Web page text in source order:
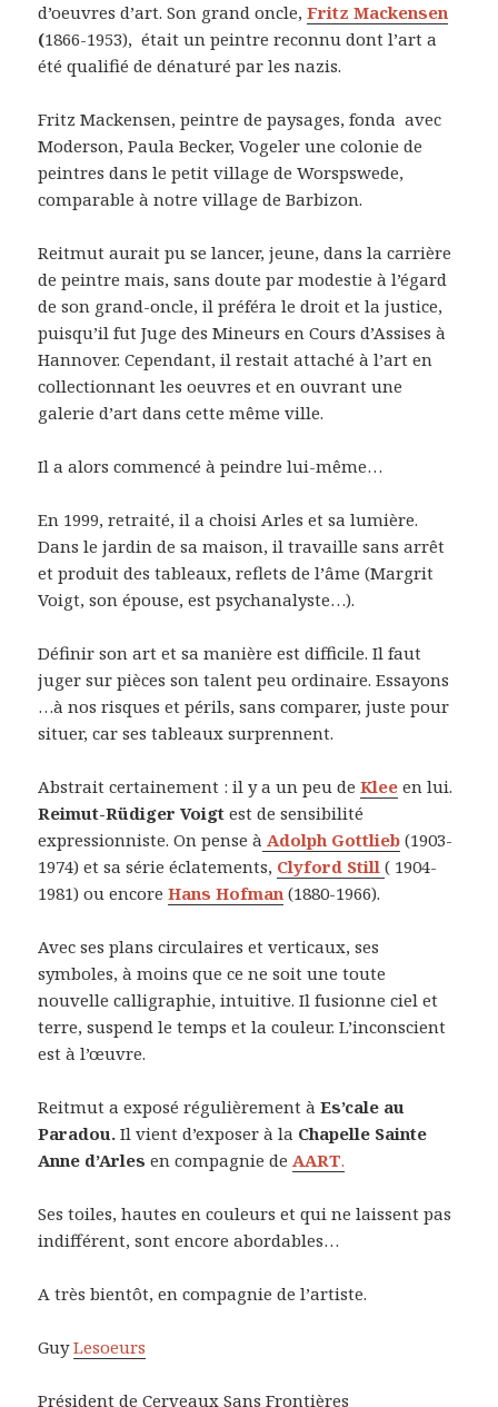
d’oeuvres d’art. Son grand oncle,Fritz Mackensen
(1866-1953), était un peintre reconnu dont l’art a
été qualifié de dénaturé par les nazis.
Fritz Mackensen, peintre de paysages, fonda avec
Moderson, Paula Becker, Vogeler une colonie de
peintres dans le petit village de Worspswede,
comparable à notre village de Barbizon.
Reitmut aurait pu se lancer, jeune, dans la carrière
de peintre mais, sans doute par modestie à l’égard
de son grand-oncle, il préféra le droit et la justice,
puisqu’il fut Juge des Mineurs en Cours d’Assises à
Hannover. Cependant, il restait attaché à l’art en
collectionnant les oeuvres et en ouvrant une
galerie d’art dans cette même ville.
Il a alors commencé à peindre lui-même…
En 1999, retraité, il a choisi Arles et sa lumière.
Dans le jardin de sa maison, il travaille sans arrêt
et produit des tableaux, reflets de l’âme (Margrit
Voigt, son épouse, est psychanalyste…).
Définir son art et sa manière est difficile. Il faut
juger sur pièces son talent peu ordinaire. Essayons
…à nos risques et périls, sans comparer, juste pour
situer, car ses tableaux surprennent.
Abstrait certainement : il y a un peu deKlee en lui.
Reimut-Rüdiger Voigt est de sensibilité
expressionniste. On pense à Adolph Gottlieb (1903-
1974) et sa série éclatements, Clyford Still ( 1904-
1981) ou encoreHans Hofman (1880-1966).
Avec ses plans circulaires et verticaux, ses
symboles, à moins que ce ne soit une toute
nouvelle calligraphie, intuitive. Il fusionne ciel et
terre, suspend le temps et la couleur. L’inconscient
est à l’œuvre.
Reitmut a exposé régulièrement àEs’cale au
Paradou. Il vient d’exposer à la Chapelle Sainte
Anne d’Arles en compagnie deAART.
Ses toiles, hautes en couleurs et qui ne laissent pas
indifférent, sont encore abordables…
A très bientôt, en compagnie de l’artiste.
GuyLesoeurs
Président de Cerveaux Sans Frontières